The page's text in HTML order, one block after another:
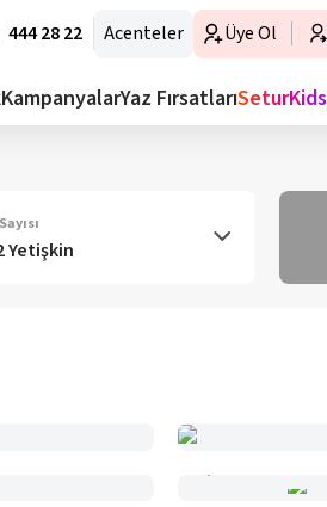
444 28 22 Acenteler Üye Ol
KampanyalarYaz FırsatlarıSeturKids
Yetişkin